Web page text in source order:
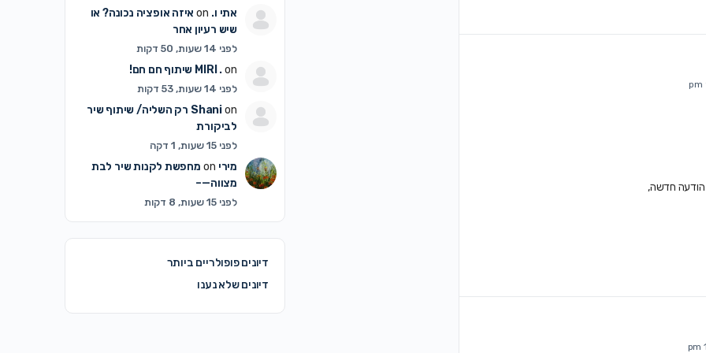
הודעה חדשה,
אתי ו.
איזה אופציה נכונה? או
שיש רעיון אחר
לפני 14 שעות, 50 דקות
MIRI .on שיתוף חם חם!
לפני 14 שעות, 53 דקות
Shanion
רק השליה/ שיתוף שיר
לביקורת
לפני 15 שעות, 1 דקה
מירי
מחפשת לקנות שיר לבת
מצווה—–
לפני 15 שעות, 8 דקות
דיונים פופולריים ביותר
דיונים שלא נענו